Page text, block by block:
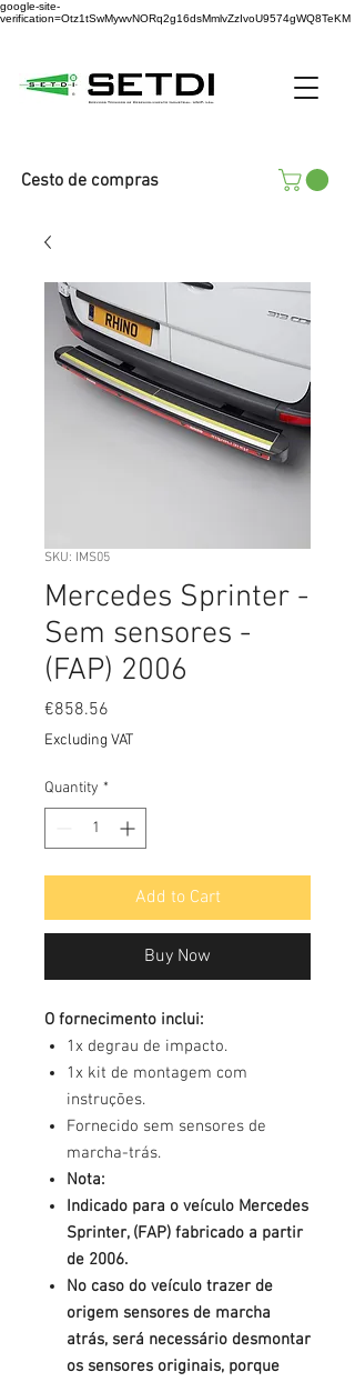
google-site-
verification=Otz1tSwMywvNORq2g16dsMmlvZzIvoU9574gWQ8TeKM
Cesto de compras
SKU: IMS05
Mercedes Sprinter -
Sem sensores -
(FAP) 2006
€858.56
Excluding VAT
Quantity *
Add to Cart
Buy Now
O fornecimento inclui:
1x degrau de impacto.
1x kit de montagem com
instruções.
Fornecido sem sensores de
marcha-trás.
Nota:
Indicado para o veículo Mercedes
Sprinter, (FAP) fabricado a partir
de 2006.
No caso do veículo trazer de
origem sensores de marcha
atrás, será necessário desmontar
os sensores originais, porque